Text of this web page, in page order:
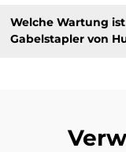
Welche Wartung
Gabelstapler von